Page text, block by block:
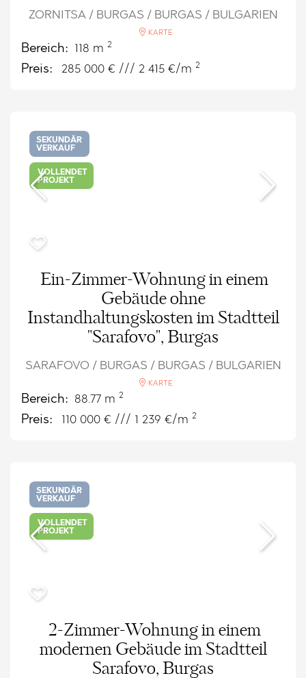
ZORNITSA / BURGAS / BURGAS / BULGARIEN
KARTE
Bereich: 118 m 2
Preis: 285 000 € /// 2 415 €/m 2
SEKUNDÄR
VERKAUF
VOLLENDET
PROJEKT
Ein-Zimmer-Wohnung in einem
Gebäude ohne
Instandhaltungskosten im Stadtteil
"Sarafovo", Burgas
SARAFOVO / BURGAS / BURGAS / BULGARIEN
KARTE
Bereich: 88.77 m 2
Preis: 110 000 € /// 1 239 €/m 2
SEKUNDÄR
VERKAUF
VOLLENDET
PROJEKT
2-Zimmer-Wohnung in einem
modernen Gebäude im Stadtteil
Sarafovo, Burgas